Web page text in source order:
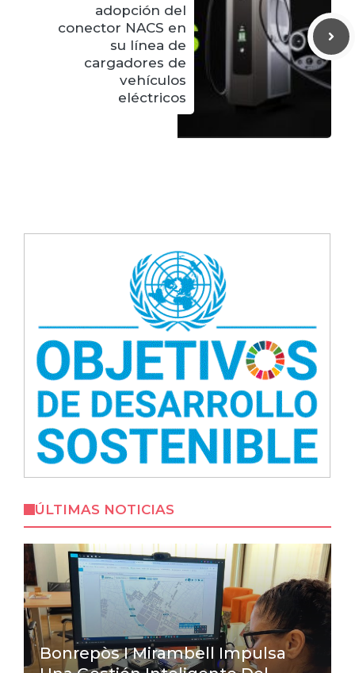
adopción del
conector NACS en
su línea de
cargadores de
vehículos
eléctricos
ÚLTIMAS NOTICIAS
Bonrepòs I Mirambell Impulsa